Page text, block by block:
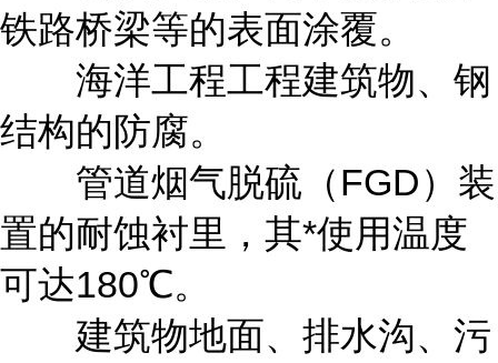
铁路桥梁等的表面涂覆。
海洋工程工程建筑物、钢
结构的防腐。
管道烟气脱硫（FGD）装
置的耐蚀衬里，其*使用温度
可达180℃。
建筑物地面、排水沟、污